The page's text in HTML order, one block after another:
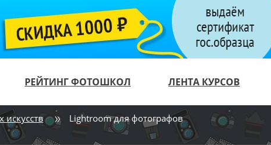
РЕЙТИНГ ФОТОШКОЛ ЛЕНТА КУРСОВ
искусств Lightroom для фотографов